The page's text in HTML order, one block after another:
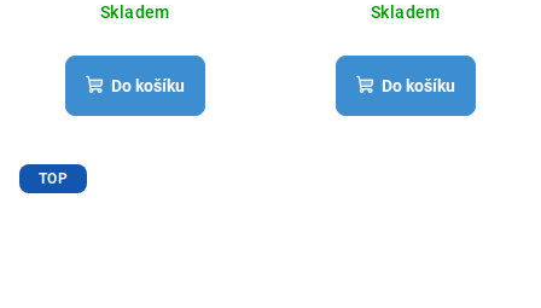
Skladem
Do košíku
Skladem
Do košíku
TOP